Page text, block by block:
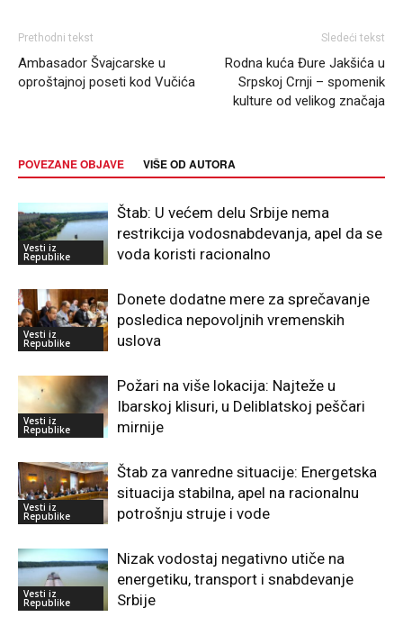
Prethodni tekst
Ambasador Švajcarske u
oproštajnoj poseti kod Vučića
Sledeći tekst
Rodna kuća Đure Jakšića u
Srpskoj Crnji – spomenik
kulture od velikog značaja
POVEZANE OBJAVE VIŠE OD AUTORA
Vesti iz
Republike
Štab: U većem delu Srbije nema
restrikcija vodosnabdevanja, apel da se
voda koristi racionalno
Vesti iz
Republike
Donete dodatne mere za sprečavanje
posledica nepovoljnih vremenskih
uslova
Vesti iz
Republike
Požari na više lokacija: Najteže u
Ibarskoj klisuri, u Deliblatskoj peščari
mirnije
Vesti iz
Republike
Štab za vanredne situacije: Energetska
situacija stabilna, apel na racionalnu
potrošnju struje i vode
Vesti iz
Republike
Nizak vodostaj negativno utiče na
energetiku, transport i snabdevanje
Srbije